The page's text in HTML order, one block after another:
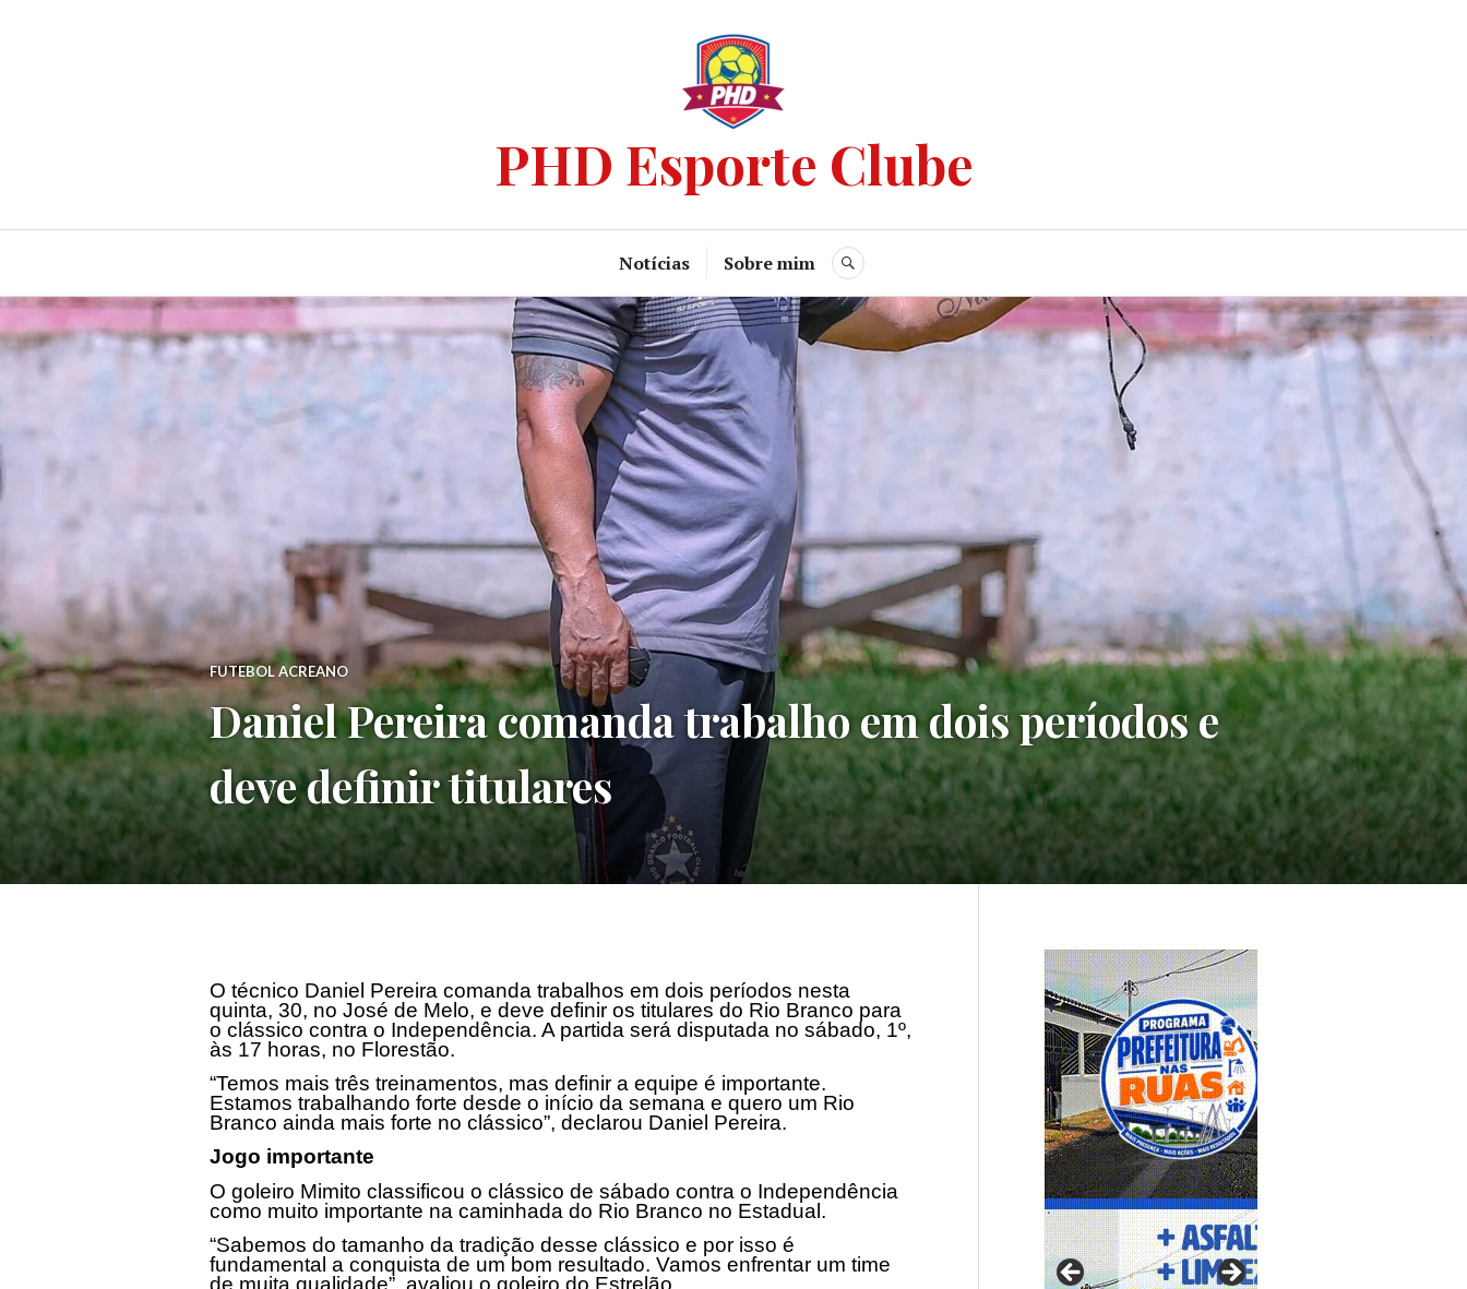
PHD Esporte Clube
Notícias Sobre mim
FUTEBOL ACREANO
Daniel Pereira comanda trabalho em dois períodos e
deve definir titulares
O técnico Daniel Pereira comanda trabalhos em dois períodos nesta
quinta, 30, no José de Melo, e deve definir os titulares do Rio Branco para
o clássico contra o Independência. A partida será disputada no sábado, 1º,
às 17 horas, no Florestão.
“Temos mais três treinamentos, mas definir a equipe é importante.
Estamos trabalhando forte desde o início da semana e quero um Rio
Branco ainda mais forte no clássico”, declarou Daniel Pereira.
Jogo importante
O goleiro Mimito classificou o clássico de sábado contra o Independência
como muito importante na caminhada do Rio Branco no Estadual.
“Sabemos do tamanho da tradição desse clássico e por isso é
fundamental a conquista de um bom resultado. Vamos enfrentar um time
de muita qualidade”, avaliou o goleiro do Estrelão.